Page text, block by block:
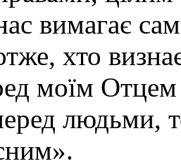
вимагає
хто
моїм
людьми,